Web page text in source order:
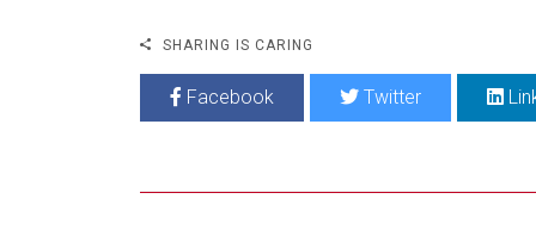
SHARING IS CARING
Facebook Twitter